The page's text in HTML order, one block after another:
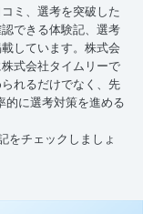
ミ、選考を突破した
できる体験記、選考
しています。株式会
式会社タイムリーで
れるだけでなく、先
的に選考対策を進める
をチェックしましょ